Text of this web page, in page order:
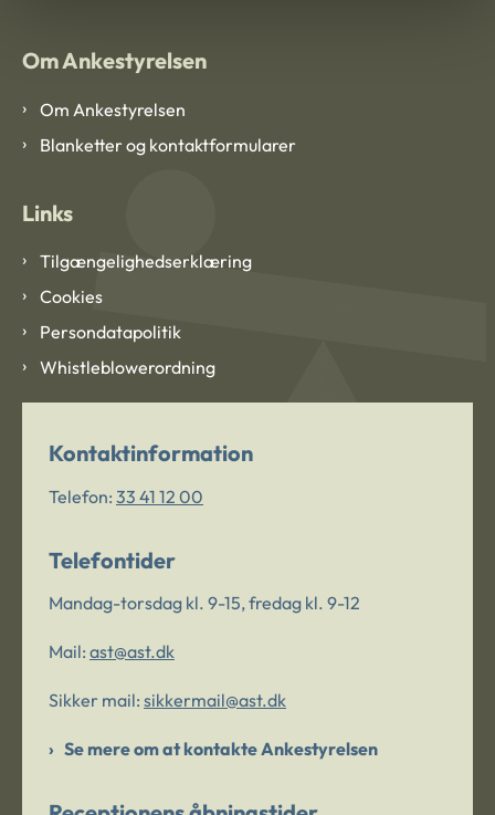
Om Ankestyrelsen
Om Ankestyrelsen
Blanketter og kontaktformularer
Links
Tilgængelighedserklæring
Cookies
Persondatapolitik
Whistleblowerordning
Kontaktinformation
Telefon: 33 41 12 00
Telefontider
Mandag-torsdag kl. 9-15, fredag kl. 9-12
Mail: ast@ast.dk
Sikker mail: sikkermail@ast.dk
Se mere om at kontakte Ankestyrelsen